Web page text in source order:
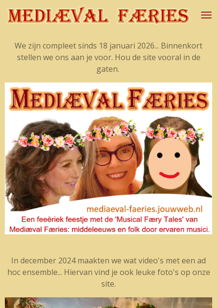
Ga
direct
hoofdinhoud
We zijn compleet sinds 18 januari 2026... Binnenkort
stellen we ons aan je voor. Hou de site vooral in de
gaten.
In december 2024 maakten we wat video's met een ad
hoc ensemble... Hiervan vind je ook leuke foto's op onze
site.